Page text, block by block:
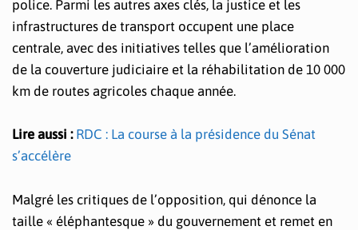
police. Parmi les autres axes clés, la justice et les
infrastructures de transport occupent une place
centrale, avec des initiatives telles que l’amélioration
de la couverture judiciaire et la réhabilitation de 10 000
km de routes agricoles chaque année.
Lire aussi : RDC : La course à la présidence du Sénat
s’accélère
Malgré les critiques de l’opposition, qui dénonce la
taille « éléphantesque » du gouvernement et remet en